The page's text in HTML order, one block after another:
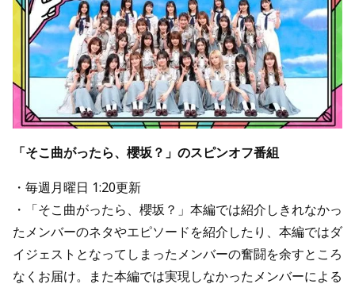
「そこ曲がったら、櫻坂？」のスピンオフ番組
・毎週月曜日 1:20更新
・「そこ曲がったら、櫻坂？」本編では紹介しきれなかっ
たメンバーのネタやエピソードを紹介したり、本編ではダ
イジェストとなってしまったメンバーの奮闘を余すところ
なくお届け。また本編では実現しなかったメンバーによる